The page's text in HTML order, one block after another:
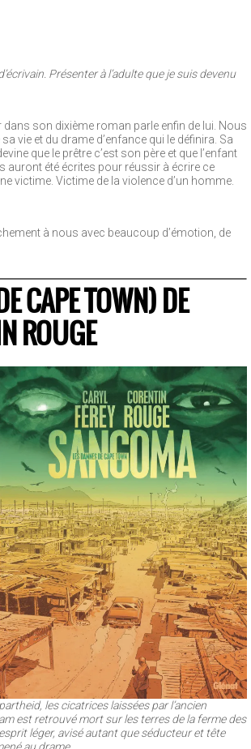
Présenter à l’adulte que je suis devenu
son dixième roman parle enfin de lui. Nous
vie et du drame d’enfance qui le définira. Sa
que le prêtre c’est son père et que l’enfant
auront été écrites pour réussir à écrire ce
victime. Victime de la violence d’un homme.
à nous avec beaucoup d’émotion, de
CAPE TOWN) DE
ROUGE
les cicatrices laissées par l’ancien
est retrouvé mort sur les terres de la ferme des
léger, avisé autant que séducteur et tête
au drame.